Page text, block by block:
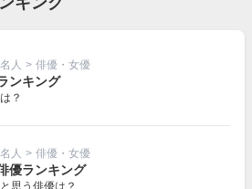
人 > 俳優・女優
ンキング
？
人 > 俳優・女優
優ランキング
思う俳優は？